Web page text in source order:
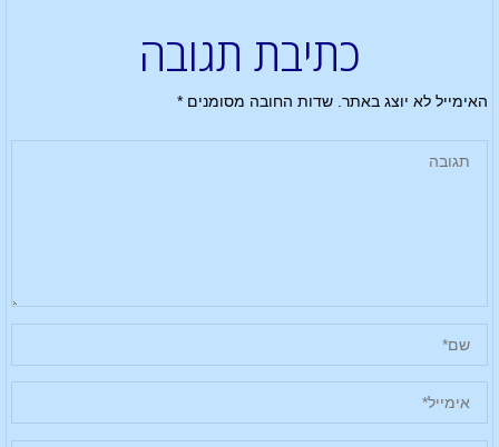
כתיבת תגובה
האימייל לא יוצג באתר. שדות החובה מסומנים*